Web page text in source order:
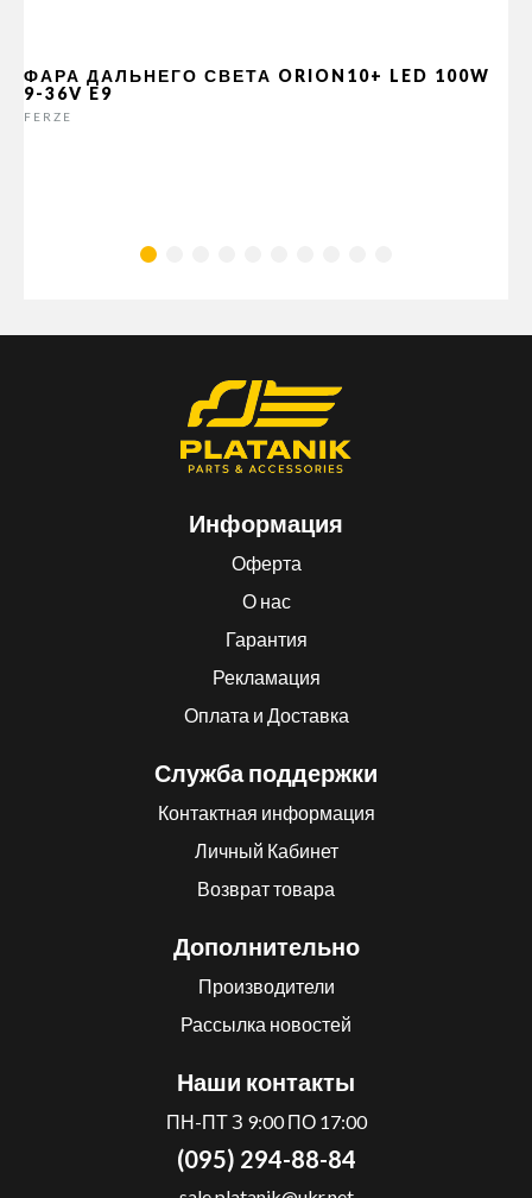
ФАРА ДАЛЬНЕГО СВЕТА ORION10+ LED 100W
9-36V E9
FERZE
Информация
Оферта
О нас
Гарантия
Рекламация
Оплата и Доставка
Служба поддержки
Контактная информация
Личный Кабинет
Возврат товара
Дополнительно
Производители
Рассылка новостей
Наши контакты
ПН-ПТ З 9:00 ПО 17:00
(095) 294-88-84